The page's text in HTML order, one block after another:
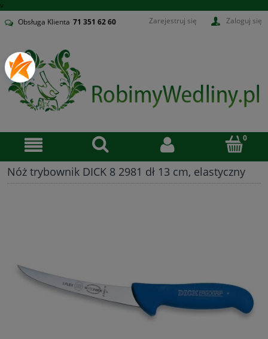
v
Obsługa Klienta 71 351 62 60 Zarejestruj się Zaloguj się
Nóż trybownik DICK 8 2981 dł 13 cm, elastyczny